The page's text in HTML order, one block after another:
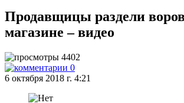
Продавщицы раздели
магазине – видео
4402
0
6 октября 2018 г. 4:21